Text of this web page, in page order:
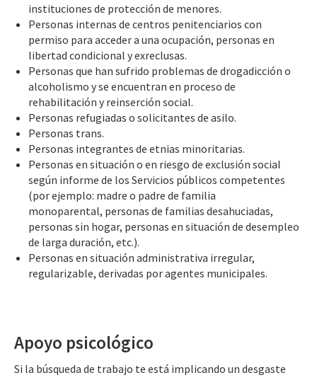
instituciones de protección de menores.
Personas internas de centros penitenciarios con
permiso para acceder a una ocupación, personas en
libertad condicional y exreclusas.
Personas que han sufrido problemas de drogadicción o
alcoholismo y se encuentran en proceso de
rehabilitación y reinserción social.
Personas refugiadas o solicitantes de asilo.
Personas trans.
Personas integrantes de etnias minoritarias.
Personas en situación o en riesgo de exclusión social
según informe de los Servicios públicos competentes
(por ejemplo: madre o padre de familia
monoparental, personas de familias desahuciadas,
personas sin hogar, personas en situación de desempleo
de larga duración, etc.).
Personas en situación administrativa irregular,
regularizable, derivadas por agentes municipales.
Apoyo psicológico
Si la búsqueda de trabajo te está implicando un desgaste